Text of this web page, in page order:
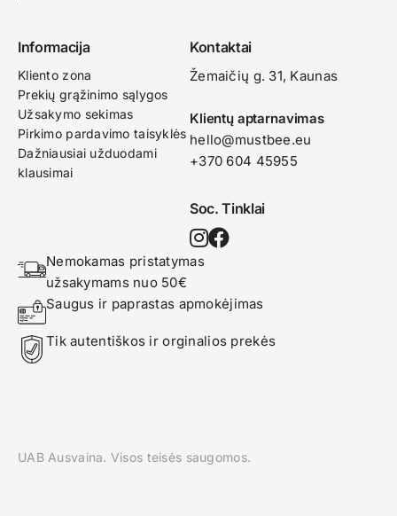
Informacija
Kliento zona
Prekių grąžinimo sąlygos
Užsakymo sekimas
Pirkimo pardavimo taisyklės
Dažniausiai užduodami
klausimai
Kontaktai
Žemaičių g. 31, Kaunas​
Klientų aptarnavimas
hello@mustbee.eu
+370 604 45955
Soc. Tinklai
Nemokamas pristatymas
užsakymams nuo 50€
Saugus ir paprastas apmokėjimas
Tik autentiškos ir orginalios prekės
UAB Ausvaina. Visos teisės saugomos.